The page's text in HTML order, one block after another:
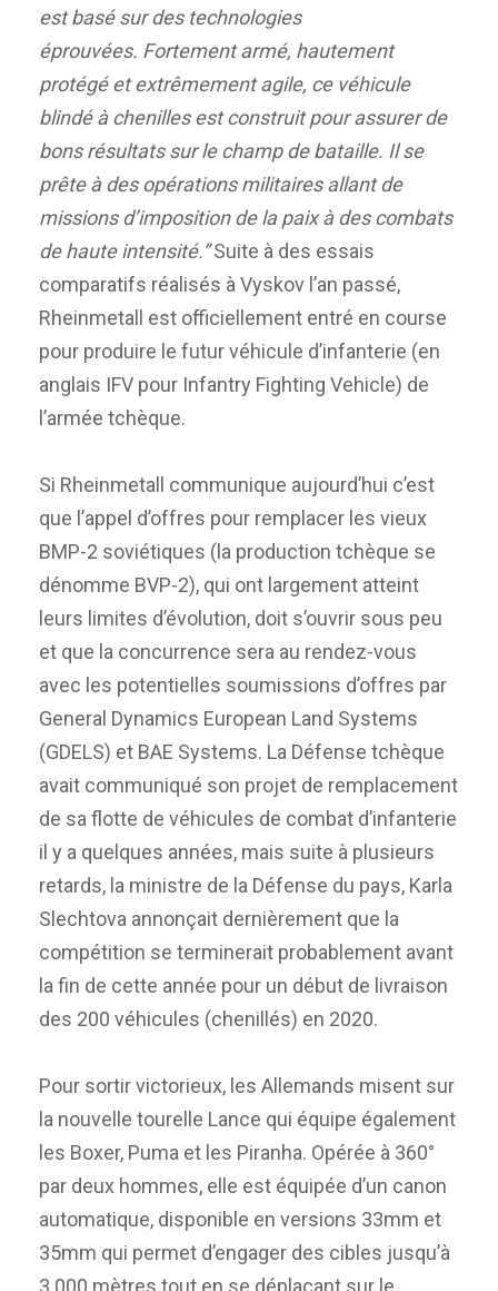
est basé sur des technologies
éprouvées. Fortement armé, hautement
protégé et extrêmement agile, ce véhicule
blindé à chenilles est construit pour assurer de
bons résultats sur le champ de bataille. Il se
prête à des opérations militaires allant de
missions d’imposition de la paix à des combats
de haute intensité.”Suite à des essais
comparatifs réalisés à Vyskov l’an passé,
Rheinmetall est officiellement entré en course
pour produire le futur véhicule d’infanterie (en
anglais IFV pour Infantry Fighting Vehicle) de
l’armée tchèque.
Si Rheinmetall communique aujourd’hui c’est
que l’appel d’offres pour remplacer les vieux
BMP-2 soviétiques (la production tchèque se
dénomme BVP-2), qui ont largement atteint
leurs limites d’évolution, doit s’ouvrir sous peu
et que la concurrence sera au rendez-vous
avec les potentielles soumissions d’offres par
General Dynamics European Land Systems
(GDELS) et BAE Systems. La Défense tchèque
avait communiqué son projet de remplacement
de sa flotte de véhicules de combat d’infanterie
il y a quelques années, mais suite à plusieurs
retards, la ministre de la Défense du pays, Karla
Slechtova annonçait dernièrement que la
compétition se terminerait probablement avant
la fin de cette année pour un début de livraison
des 200 véhicules (chenillés) en 2020.
Pour sortir victorieux, les Allemands misent sur
la nouvelle tourelle Lance qui équipe également
les Boxer, Puma et les Piranha. Opérée à 360°
par deux hommes, elle est équipée d’un canon
automatique, disponible en versions 33mm et
35mm qui permet d’engager des cibles jusqu’à
3 000 mètres tout en se déplaçant sur le